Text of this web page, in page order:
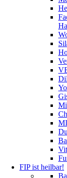
FIP ist heilbar!